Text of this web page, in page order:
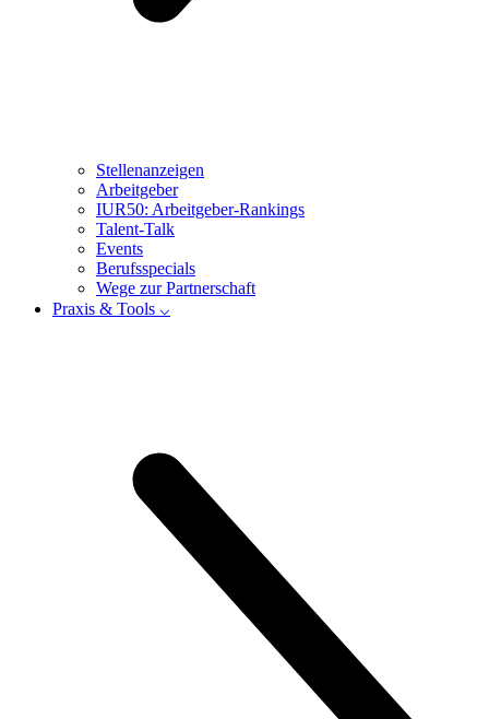
Stellenanzeigen
Arbeitgeber
IUR50: Arbeitgeber-Rankings
Talent-Talk
Events
Berufsspecials
Wege zur Partnerschaft
Praxis & Tools ⌵